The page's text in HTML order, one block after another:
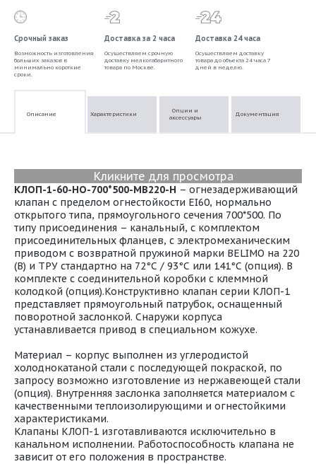
Срочный заказ
Возможность изготовления
больших заказов в
минимально короткие
сроки.
Доставка за 2 часа
Осуществляем срочную
доставку мелкогабаритного
товара по Москве.
Доставка 24 часа
Осуществляем доставку
товара до объекта 24 часа 7
дней в неделю.
Описание Характеристики
Опции и
аксессуары
Документация
Кликните для просмотра
КЛОП-1-60-НО-700*500-МВ220-H – огнезадерживающий
клапан с пределом огнестойкости EI60, нормально
открытого типа, прямоугольного сечения 700*500. По
типу присоединения – канальный, с комплектом
присоединительных фланцев, с электромеханическим
приводом с возвратной пружиной марки BELIMO на 220
(В) и ТРУ стандартно на 72°С / 93°С или 141°С (опция). В
комплекте с соединительной коробки с клеммной
колодкой (опция).Конструктивно клапан серии КЛОП-1
представляет прямоугольный патрубок, оснащенный
поворотной заслонкой. Снаружи корпуса
устанавливается привод в специальном кожухе.
Материал – корпус выполнен из углеродистой
холоднокатаной стали с последующей покраской, по
запросу возможно изготовление из нержавеющей стали
(опция). Внутренняя заслонка заполняется материалом с
качественными теплоизолирующими и огнестойкими
характеристиками.
Клапаны КЛОП-1 изготавливаются исключительно в
канальном исполнении. Работоспособность клапана не
зависит от его положения в пространстве.